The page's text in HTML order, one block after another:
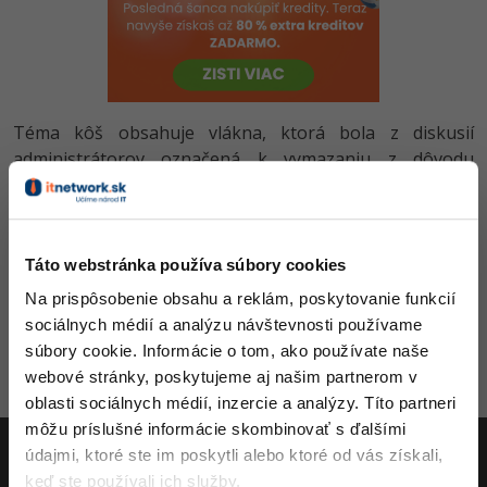
Táto webstránka používa súbory cookies
Na prispôsobenie obsahu a reklám, poskytovanie funkcií
sociálnych médií a analýzu návštevnosti používame
súbory cookie. Informácie o tom, ako používate naše
webové stránky, poskytujeme aj našim partnerom v
oblasti sociálnych médií, inzercie a analýzy. Títo partneri
môžu príslušné informácie skombinovať s ďalšími
údajmi, ktoré ste im poskytli alebo ktoré od vás získali,
keď ste používali ich služby.
Python -80%
JavaScript -80%
PHP -80%
C++
-80%
-80%
Céčko -80%
VB.NET
SQL
-80%
WordPress
UX
Business
MS Office
Google Dokumenty
Time management
Fórum
Photoshop -80%
Adobe Illustrator -80%
Adobe Lightroom -30%
Adobe XD
Adobe After Effects
Blender -80%
Inkscape
Fotografovanie -80%
Téma kôš obsahuje vlákna, ktorá bola z diskusií
administrátorov označená k vymazaniu z dôvodu
porušenia podmienok diskusného fóra. Kôš býva
Názov
Zobraziť všetko
Aktivity